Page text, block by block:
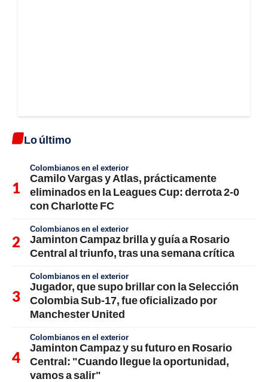
Lo último
Colombianos en el exterior
Camilo Vargas y Atlas, prácticamente
eliminados en la Leagues Cup: derrota 2-0
con Charlotte FC
Colombianos en el exterior
Jaminton Campaz brilla y guía a Rosario
Central al triunfo, tras una semana crítica
Colombianos en el exterior
Jugador, que supo brillar con la Selección
Colombia Sub-17, fue oficializado por
Manchester United
Colombianos en el exterior
Jaminton Campaz y su futuro en Rosario
Central: "Cuando llegue la oportunidad,
vamos a salir"